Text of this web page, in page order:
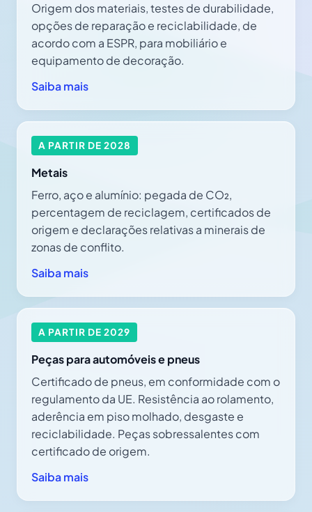
Origem dos materiais, testes de durabilidade,
opções de reparação e reciclabilidade, de
acordo com a ESPR, para mobiliário e
equipamento de decoração.
Saiba mais
A PARTIR DE 2028
Metais
Ferro, aço e alumínio: pegada de CO₂,
percentagem de reciclagem, certificados de
origem e declarações relativas a minerais de
zonas de conflito.
Saiba mais
A PARTIR DE 2029
Peças para automóveis e pneus
Certificado de pneus, em conformidade com o
regulamento da UE. Resistência ao rolamento,
aderência em piso molhado, desgaste e
reciclabilidade. Peças sobressalentes com
certificado de origem.
Saiba mais